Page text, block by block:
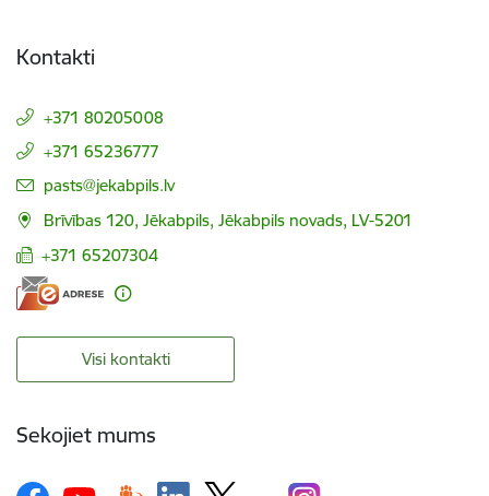
Kontakti
+371 80205008
+371 65236777
E-pasts:
pasts@jekabpils.lv
Brīvības 120, Jēkabpils, Jēkabpils novads, LV-5201
+371 65207304
Visi kontakti
Sekojiet mums